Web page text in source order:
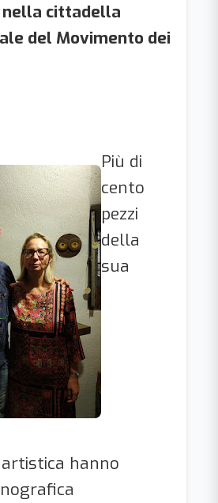
nella cittadella
del Movimento dei
Più di
cento
pezzi
della
sua
hanno